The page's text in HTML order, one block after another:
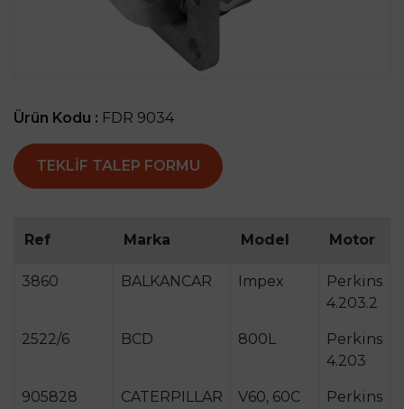
Ürün Kodu : FDR 9034
TEKLIF TALEP FORMU
Ref Marka Model Motor
3860 BALKANCAR Impex
Perkins
4.203.2
2522/6 BCD 800L
Perkins
4.203
905828 CATERPILLAR
V60, 60C
Perkins